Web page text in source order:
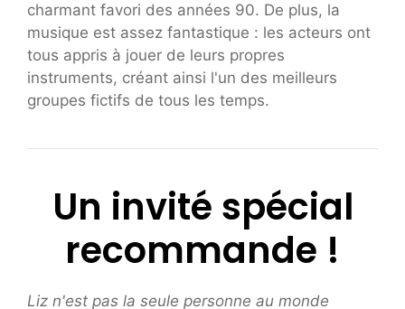
charmant favori des années 90. De plus, la
musique est assez fantastique : les acteurs ont
tous appris à jouer de leurs propres
instruments, créant ainsi l'un des meilleurs
groupes fictifs de tous les temps.
Un invité spécial
recommande !
Liz n'est pas la seule personne au monde